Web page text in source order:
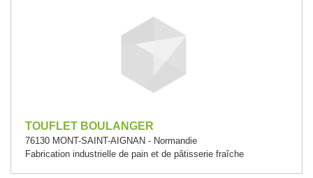
TOUFLET BOULANGER
76130 MONT-SAINT-AIGNAN - Normandie
Fabrication industrielle de pain et de pâtisserie fraîche